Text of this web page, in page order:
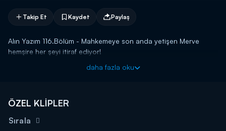
Takip Et Kaydet Paylaş
Alın Yazım 116.Bölüm - Mahkemeye son anda yetişen Merve
hemşire her şeyi itiraf ediyor!
daha fazla oku
ÖZEL KLİPLER
Sırala